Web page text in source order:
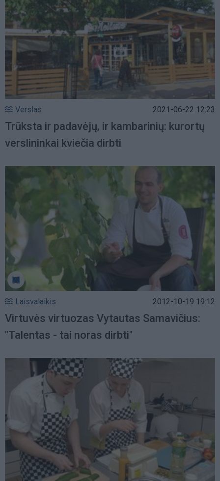
Verslas 2021-06-22 12:23
Trūksta ir padavėjų, ir kambarinių: kurortų
verslininkai kviečia dirbti
Laisvalaikis 2012-10-19 19:12
Virtuvės virtuozas Vytautas Samavičius:
"Talentas - tai noras dirbti"